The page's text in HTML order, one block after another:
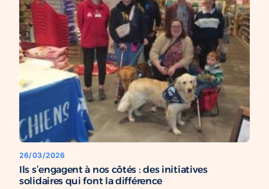
26/03/2026
Ils s’engagent à nos côtés : des initiatives
solidaires qui font la différence